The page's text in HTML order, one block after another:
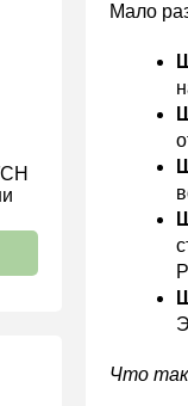
Мало
Что